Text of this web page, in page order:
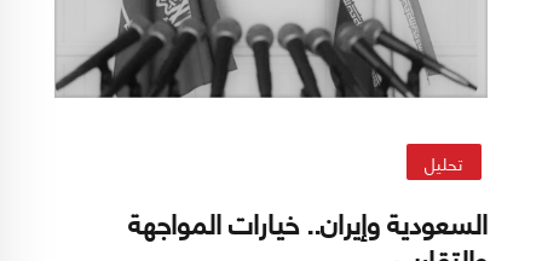
تحليل
السعودية وإيران.. خيارات المواجهة